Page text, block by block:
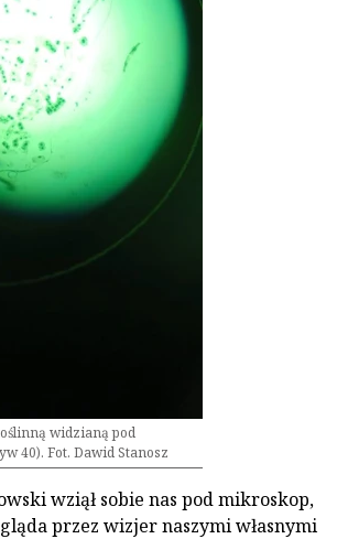
widzianą pod
40). Fot. Dawid Stanosz
wziął sobie nas pod mikroskop,
przez wizjer naszymi własnymi